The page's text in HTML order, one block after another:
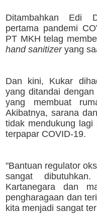
Ditambahkan Edi
pertama pandemi
PT MKH telag
hand sanitizeryang
Dan kini, Kukar
yang ditandai
yang membuat
Akibatnya, sarana
tidak mendukung
terpapar COVID-19.
"Bantuan regulator
sangat
Kartanegara dan
pengharagaan dan
kita menjadi sangat